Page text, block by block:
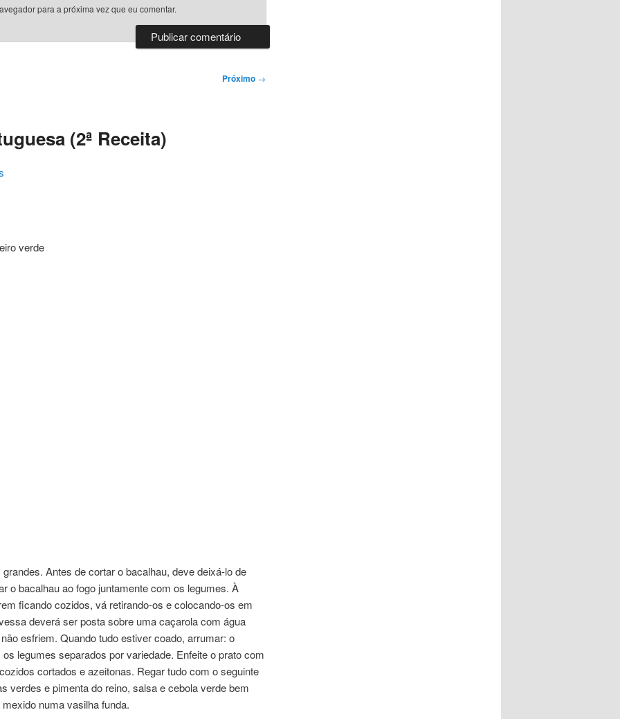
para a próxima vez que eu comentar.
Próximo →
(2ª Receita)
verde
Antes de cortar o bacalhau, deve deixá-lo de
o bacalhau ao fogo juntamente com os legumes. À
ficando cozidos, vá retirando-os e colocando-os em
deverá ser posta sobre uma caçarola com água
esfriem. Quando tudo estiver coado, arrumar: o
legumes separados por variedade. Enfeite o prato com
cortados e azeitonas. Regar tudo com o seguinte
verdes e pimenta do reino, salsa e cebola verde bem
numa vasilha funda.